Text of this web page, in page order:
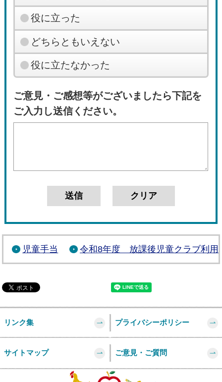
役に立った
どちらともいえない
役に立たなかった
ご意見・ご感想等がございましたら下記を
ご入力し送信ください。
児童手当 令和8年度 放課後児童クラブ利用
リンク集 プライバシーポリシー
サイトマップ ご意見・ご質問